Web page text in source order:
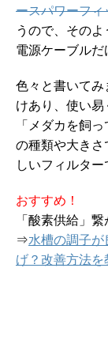
ースパワーフィ
うので、そのよ
電源ケーブルだ
色々と書いて
けあり、使い易
「メダカを飼
の種類や大き
しいフィルター
おすすめ！
「酸素供給」
⇒水槽の調子
げ？改善方法を